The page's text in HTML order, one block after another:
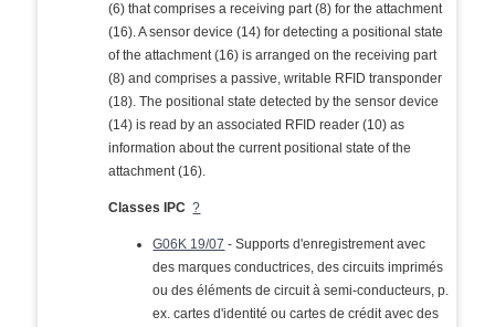
(6) that comprises a receiving part (8) for the attachment
(16). A sensor device (14) for detecting a positional state
of the attachment (16) is arranged on the receiving part
(8) and comprises a passive, writable RFID transponder
(18). The positional state detected by the sensor device
(14) is read by an associated RFID reader (10) as
information about the current positional state of the
attachment (16).
Classes IPC ?
G06K 19/07 - Supports d'enregistrement avec
des marques conductrices, des circuits imprimés
ou des éléments de circuit à semi-conducteurs, p.
ex. cartes d'identité ou cartes de crédit avec des